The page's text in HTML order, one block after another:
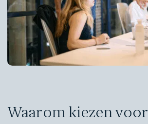
Waarom kiezen voor